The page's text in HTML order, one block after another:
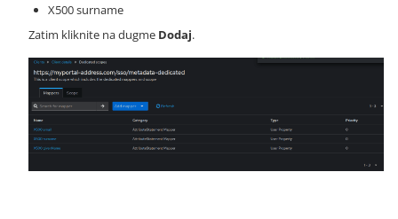
X500 surname
Zatim kliknite na dugme Dodaj.